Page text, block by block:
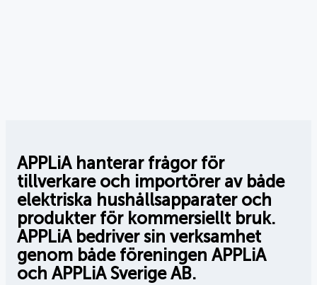
APPLiA hanterar frågor för
tillverkare och importörer av både
elektriska hushållsapparater och
produkter för kommersiellt bruk.
APPLiA bedriver sin verksamhet
genom både föreningen APPLiA
och APPLiA Sverige AB.